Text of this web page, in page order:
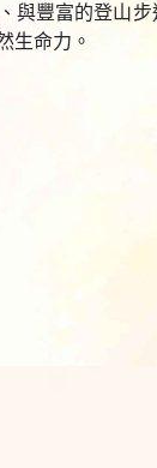
與豐富的登山
生命力。